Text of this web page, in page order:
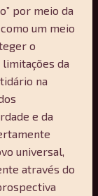
por meio da
um meio
o
da
na
e da
universal,
através do